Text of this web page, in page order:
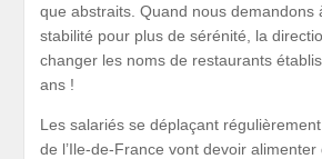
que abstraits. Quand nous demandons
stabilité pour plus de sérénité, la
changer les noms de restaurants
ans !
Les salariés se déplaçant
de l’Ile-de-France vont devoir